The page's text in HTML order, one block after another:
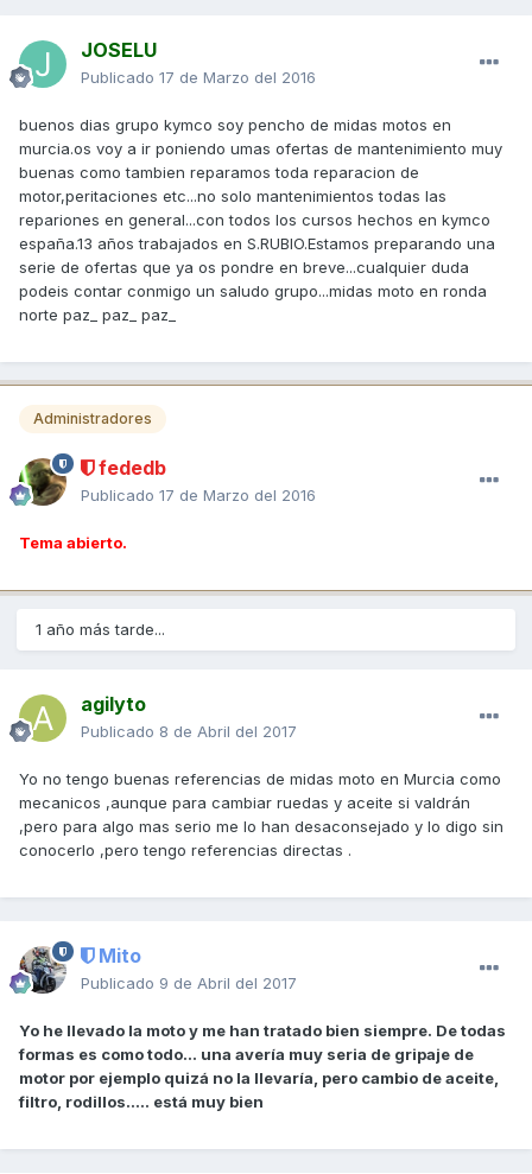
JOSELU
Publicado 17 de Marzo del 2016
buenos dias grupo kymco soy pencho de midas motos en
murcia.os voy a ir poniendo umas ofertas de mantenimiento muy
buenas como tambien reparamos toda reparacion de
motor,peritaciones etc...no solo mantenimientos todas las
repariones en general...con todos los cursos hechos en kymco
españa.13 años trabajados en S.RUBIO.Estamos preparando una
serie de ofertas que ya os pondre en breve...cualquier duda
podeis contar conmigo un saludo grupo...midas moto en ronda
norte paz_ paz_ paz_
Administradores
fededb
Publicado 17 de Marzo del 2016
Tema abierto.
1 año más tarde...
agilyto
Publicado 8 de Abril del 2017
Yo no tengo buenas referencias de midas moto en Murcia como
mecanicos ,aunque para cambiar ruedas y aceite si valdrán
,pero para algo mas serio me lo han desaconsejado y lo digo sin
conocerlo ,pero tengo referencias directas .
Mito
Publicado 9 de Abril del 2017
Yo he llevado la moto y me han tratado bien siempre. De todas
formas es como todo... una avería muy seria de gripaje de
motor por ejemplo quizá no la llevaría, pero cambio de aceite,
filtro, rodillos..... está muy bien